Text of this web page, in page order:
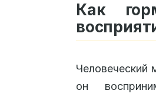
Как
Человеческий
он